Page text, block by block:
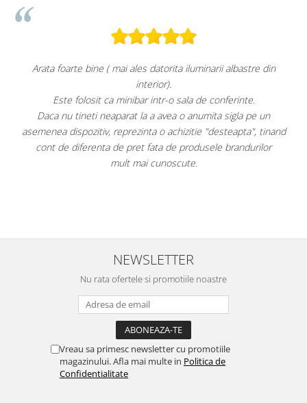
Arata foarte bine ( mai ales datorita iluminarii albastre din
interior).
Este folosit ca minibar intr-o sala de conferinte.
Daca nu tineti neaparat la a avea o anumita sigla pe un
asemenea dispozitiv, reprezinta o achizitie "desteapta", tinand
cont de diferenta de pret fata de produsele brandurilor
mult mai cunoscute.
NEWSLETTER
Nu rata ofertele si promotiile noastre
Vreau sa primesc newsletter cu promotiile
magazinului. Afla mai multe in Politica de
Confidentialitate